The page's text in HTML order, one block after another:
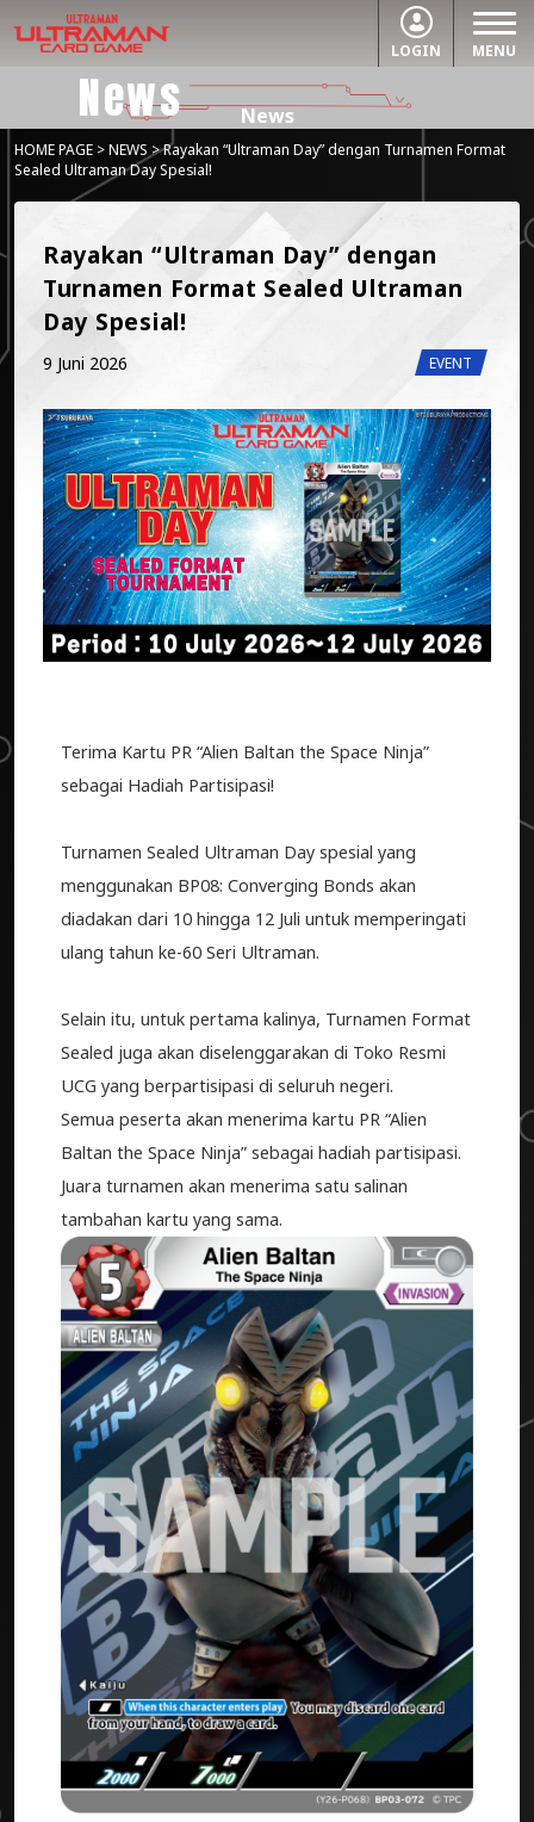
MENU
LOGIN
News News
HOME PAGE>NEWS > Rayakan “Ultraman Day” dengan Turnamen Format
Sealed Ultraman Day Spesial!
Rayakan “Ultraman Day” dengan
Turnamen Format Sealed Ultraman
Day Spesial!
9 Juni 2026 EVENT
Terima Kartu PR “Alien Baltan the Space Ninja”
sebagai Hadiah Partisipasi!
Turnamen Sealed Ultraman Day spesial yang
menggunakan BP08: Converging Bonds akan
diadakan dari 10 hingga 12 Juli untuk memperingati
ulang tahun ke-60 Seri Ultraman.
Selain itu, untuk pertama kalinya, Turnamen Format
Sealed juga akan diselenggarakan di Toko Resmi
UCG yang berpartisipasi di seluruh negeri.
Semua peserta akan menerima kartu PR “Alien
Baltan the Space Ninja” sebagai hadiah partisipasi.
Juara turnamen akan menerima satu salinan
tambahan kartu yang sama.